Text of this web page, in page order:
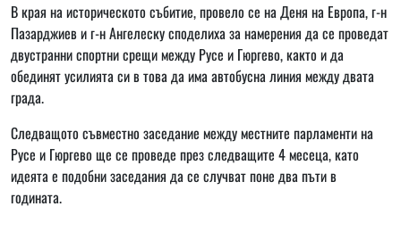
В края на историческото събитие, провело се на Деня на Европа, г-н
Пазарджиев и г-н Ангелеску споделиха за намерения да се проведат
двустранни спортни срещи между Русе и Гюргево, както и да
обединят усилията си в това да има автобусна линия между двата
града.
Следващото съвместно заседание между местните парламенти на
Русе и Гюргево ще се проведе през следващите 4 месеца, като
идеята е подобни заседания да се случват поне два пъти в
годината.